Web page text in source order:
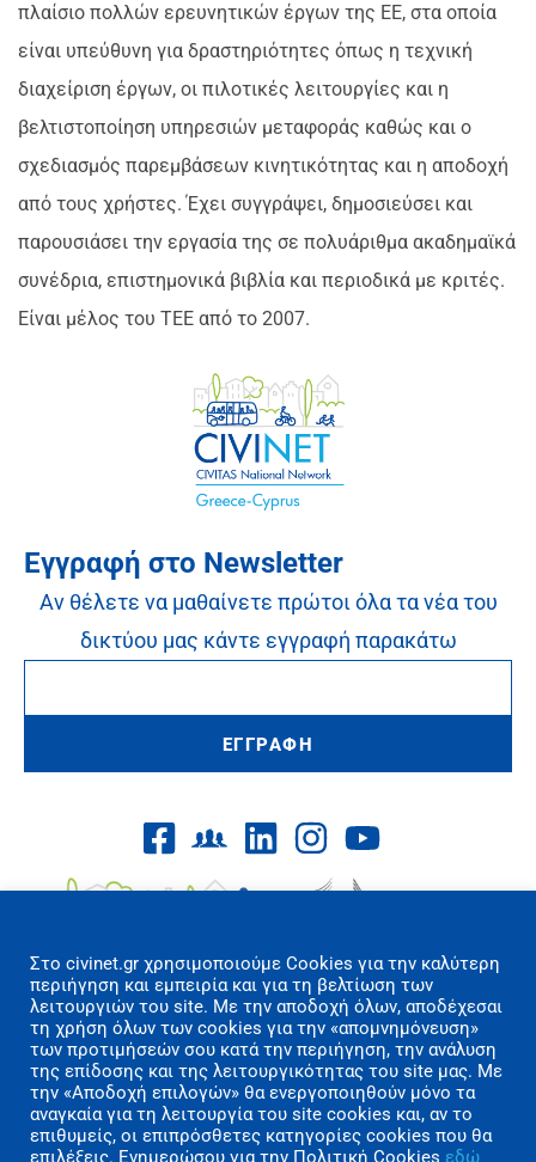
πλαίσιο πολλών ερευνητικών έργων της ΕΕ, στα οποία
είναι υπεύθυνη για δραστηριότητες όπως η τεχνική
διαχείριση έργων, οι πιλοτικές λειτουργίες και η
βελτιστοποίηση υπηρεσιών μεταφοράς καθώς και ο
σχεδιασμός παρεμβάσεων κινητικότητας και η αποδοχή
από τους χρήστες. Έχει συγγράψει, δημοσιεύσει και
παρουσιάσει την εργασία της σε πολυάριθμα ακαδημαϊκά
συνέδρια, επιστημονικά βιβλία και περιοδικά με κριτές.
Είναι μέλος του ΤΕΕ από το 2007.
Εγγραφή στο Newsletter
Αν θέλετε να μαθαίνετε πρώτοι όλα τα νέα του
δικτύου μας κάντε εγγραφή παρακάτω
ΕΓΓΡΑΦΗ
Όροι Χρήσης/Πολιτική Απορρήτου
Επικοινωνία
Copyright 2026 CIVINET Greece-Cyprus
Στo civinet.gr χρησιμοποιούμε Cookies για την καλύτερη
περιήγηση και εμπειρία και για τη βελτίωση των
λειτουργιών του site. Με την αποδοχή όλων, αποδέχεσαι
τη χρήση όλων των cookies για την «απομνημόνευση»
των προτιμήσεών σου κατά την περιήγηση, την ανάλυση
της επίδοσης και της λειτουργικότητας του site μας. Με
την «Αποδοχή επιλογών» θα ενεργοποιηθούν μόνο τα
αναγκαία για τη λειτουργία του site cookies και, αν το
επιθυμείς, οι επιπρόσθετες κατηγορίες cookies που θα
επιλέξεις. Ενημερώσου για την Πολιτική Cookies εδώ